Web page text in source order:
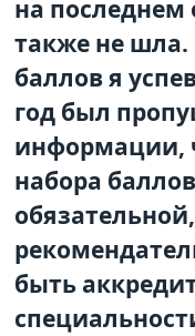
на последнем
также не
баллов я
год был
информации,
набора
быть